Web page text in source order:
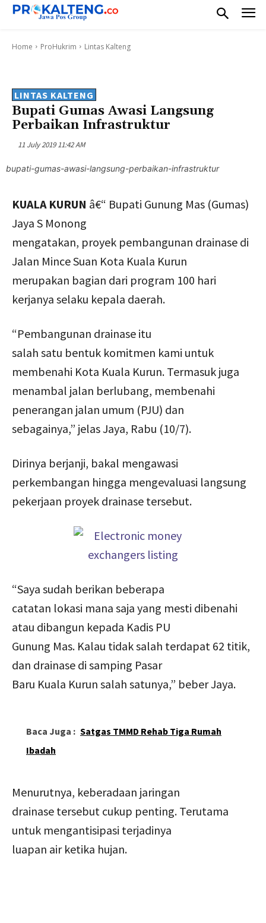
Home ProHukrim Lintas Kalteng
LINTAS KALTENG
Bupati Gumas Awasi Langsung
Perbaikan Infrastruktur
11 July 2019 11:42 AM
bupati-gumas-awasi-langsung-perbaikan-infrastruktur
KUALA KURUN â€“ Bupati Gunung Mas (Gumas)
Jaya S Monong
mengatakan, proyek pembangunan drainase di
Jalan Mince Suan Kota Kuala Kurun
merupakan bagian dari program 100 hari
kerjanya selaku kepala daerah.
“Pembangunan drainase itu
salah satu bentuk komitmen kami untuk
membenahi Kota Kuala Kurun. Termasuk juga
menambal jalan berlubang, membenahi
penerangan jalan umum (PJU) dan
sebagainya,” jelas Jaya, Rabu (10/7).
Dirinya berjanji, bakal mengawasi
perkembangan hingga mengevaluasi langsung
pekerjaan proyek drainase tersebut.
“Saya sudah berikan beberapa
catatan lokasi mana saja yang mesti dibenahi
atau dibangun kepada Kadis PU
Gunung Mas. Kalau tidak salah terdapat 62 titik,
dan drainase di samping Pasar
Baru Kuala Kurun salah satunya,” beber Jaya.
Baca Juga : Satgas TMMD Rehab Tiga Rumah
Ibadah
Menurutnya, keberadaan jaringan
drainase tersebut cukup penting. Terutama
untuk mengantisipasi terjadinya
luapan air ketika hujan.